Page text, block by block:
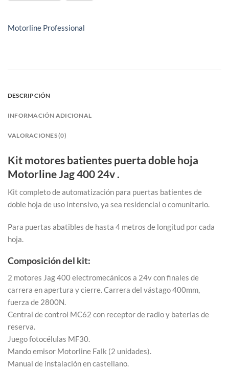
Motorline Professional
DESCRIPCIÓN
INFORMACIÓN ADICIONAL
VALORACIONES (0)
Kit motores batientes puerta doble hoja
Motorline Jag 400 24v .
Kit completo de automatización para puertas batientes de
doble hoja de uso intensivo, ya sea residencial o comunitario.
Para puertas abatibles de hasta 4 metros de longitud por cada
hoja.
Composición del kit:
2 motores Jag 400 electromecánicos a 24v con finales de
carrera en apertura y cierre. Carrera del vástago 400mm,
fuerza de 2800N.
Central de control MC62 con receptor de radio y baterias de
reserva.
Juego fotocélulas MF30.
Mando emisor Motorline Falk (2 unidades).
Manual de instalación en castellano.